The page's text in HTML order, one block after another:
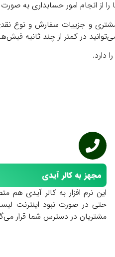
از انجام امور حسابداری به
و جزيیات سفارش و نوع
در کمتر از چند ثانیه
دارد.
مجهز به کالر آیدی
این نرم افزار به کالر آیدی هم
حتی در صورت نبود اینترنت
مشتریان در دسترس شما قرار